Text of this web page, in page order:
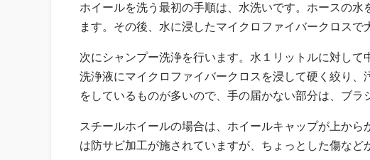
ホイールを洗う最初の手順は、水洗いです。ホースの
ます。その後、水に浸したマイクロファイバークロスで
次にシャンプー洗浄を行います。水１リットルに対し
洗浄液にマイクロファイバークロスを浸して硬く絞り
をしているものが多いので、手の届かない部分は、ブラ
スチールホイールの場合は、ホイールキャップが上か
は防サビ加工が施されていますが、ちょっとした傷など